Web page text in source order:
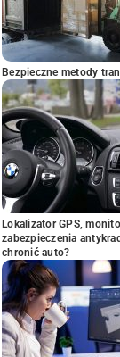
Bezpieczne metody
Lokalizator GPS,
zabezpieczenia
chronić auto?